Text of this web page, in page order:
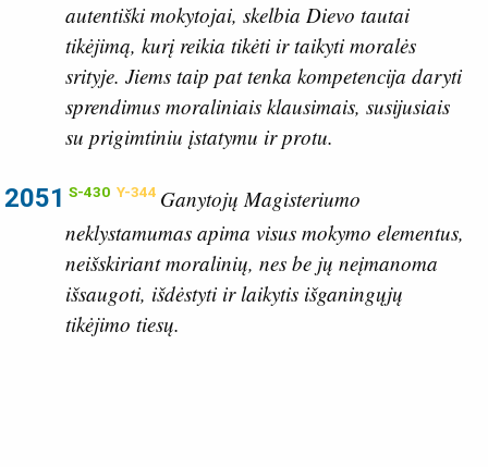
autentiški mokytojai, skelbia Dievo tautai
tikėjimą, kurį reikia tikėti ir taikyti moralės
srityje. Jiems taip pat tenka kompetencija daryti
sprendimus moraliniais klausimais, susijusiais
su prigimtiniu įstatymu ir protu.
2051 S-430 Y-344 Ganytojų Magisteriumo
neklystamumas apima visus mokymo elementus,
neišskiriant moralinių, nes be jų neįmanoma
išsaugoti, išdėstyti ir laikytis išganingųjų
tikėjimo tiesų.